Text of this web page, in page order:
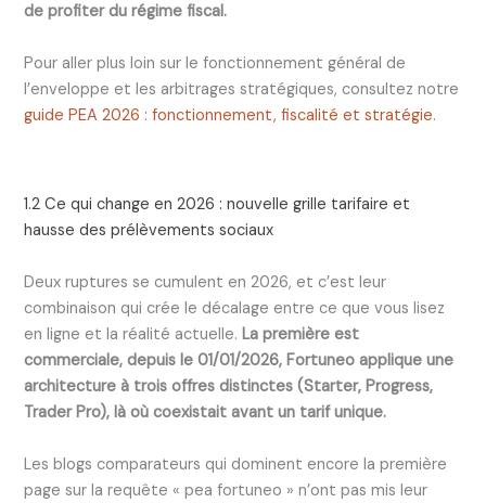
de profiter du régime fiscal.
Pour aller plus loin sur le fonctionnement général de
l’enveloppe et les arbitrages stratégiques, consultez notre
guide PEA 2026 : fonctionnement, fiscalité et stratégie.
1.2 Ce qui change en 2026 : nouvelle grille tarifaire et
hausse des prélèvements sociaux
Deux ruptures se cumulent en 2026, et c’est leur
combinaison qui crée le décalage entre ce que vous lisez
en ligne et la réalité actuelle.La première est
commerciale, depuis le 01/01/2026, Fortuneo applique une
architecture à trois offres distinctes (Starter, Progress,
Trader Pro), là où coexistait avant un tarif unique.
Les blogs comparateurs qui dominent encore la première
page sur la requête « pea fortuneo » n’ont pas mis leur